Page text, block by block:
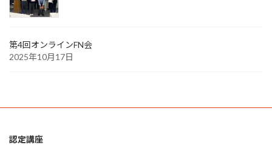
第4回オンラインFN会
2025年10月17日
認定講座